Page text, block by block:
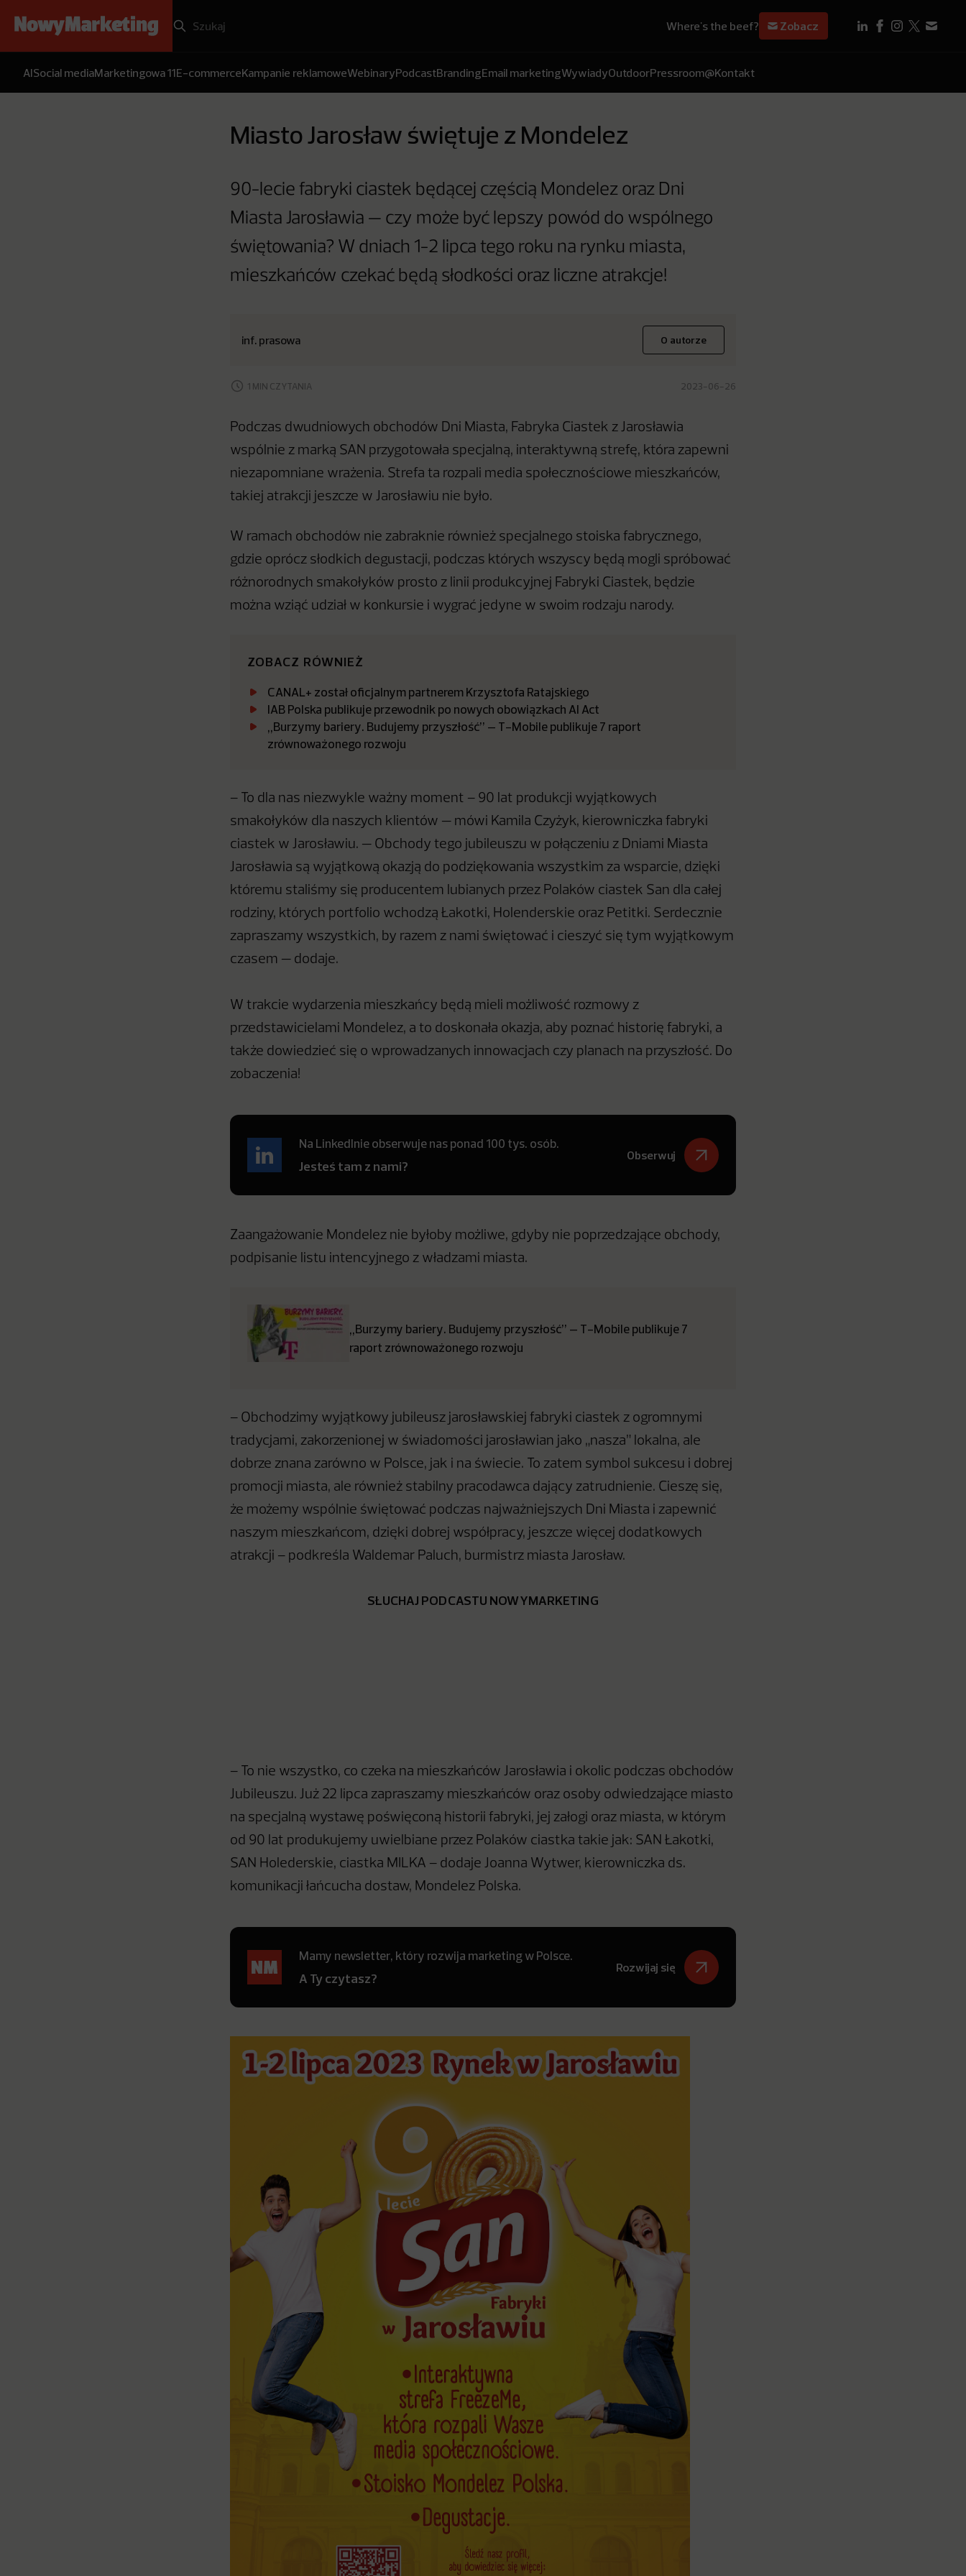
Where's the beef? Zobacz
AISocial mediaMarketingowa 11E-commerceKampanie reklamoweWebinaryPodcastBrandingEmail marketingWywiadyOutdoorPressroom@Kontakt
Miasto Jarosław świętuje z Mondelez
90-lecie fabryki ciastek będącej częścią Mondelez oraz Dni
Miasta Jarosławia — czy może być lepszy powód do wspólnego
świętowania? W dniach 1-2 lipca tego roku na rynku miasta,
mieszkańców czekać będą słodkości oraz liczne atrakcje!
inf. prasowa O autorze
1 MIN CZYTANIA 2023-06-26
Podczas dwudniowych obchodów Dni Miasta, Fabryka Ciastek z Jarosławia
wspólnie z marką SAN przygotowała specjalną, interaktywną strefę, która zapewni
niezapomniane wrażenia. Strefa ta rozpali media społecznościowe mieszkańców,
takiej atrakcji jeszcze w Jarosławiu nie było.
W ramach obchodów nie zabraknie również specjalnego stoiska fabrycznego,
gdzie oprócz słodkich degustacji, podczas których wszyscy będą mogli spróbować
różnorodnych smakołyków prosto z linii produkcyjnej Fabryki Ciastek, będzie
można wziąć udział w konkursie i wygrać jedyne w swoim rodzaju narody.
ZOBACZ RÓWNIEŻ
CANAL+ został oficjalnym partnerem Krzysztofa Ratajskiego
IAB Polska publikuje przewodnik po nowych obowiązkach AI Act
„Burzymy bariery. Budujemy przyszłość” – T-Mobile publikuje 7 raport
zrównoważonego rozwoju
– To dla nas niezwykle ważny moment – 90 lat produkcji wyjątkowych
smakołyków dla naszych klientów — mówi Kamila Czyżyk, kierowniczka fabryki
ciastek w Jarosławiu. — Obchody tego jubileuszu w połączeniu z Dniami Miasta
Jarosławia są wyjątkową okazją do podziękowania wszystkim za wsparcie, dzięki
któremu staliśmy się producentem lubianych przez Polaków ciastek San dla całej
rodziny, których portfolio wchodzą Łakotki, Holenderskie oraz Petitki. Serdecznie
zapraszamy wszystkich, by razem z nami świętować i cieszyć się tym wyjątkowym
czasem — dodaje.
W trakcie wydarzenia mieszkańcy będą mieli możliwość rozmowy z
przedstawicielami Mondelez, a to doskonała okazja, aby poznać historię fabryki, a
także dowiedzieć się o wprowadzanych innowacjach czy planach na przyszłość. Do
zobaczenia!
Na LinkedInie obserwuje nas ponad 100 tys. osób.
Jesteś tam z nami?
Obserwuj
Zaangażowanie Mondelez nie byłoby możliwe, gdyby nie poprzedzające obchody,
podpisanie listu intencyjnego z władzami miasta.
„Burzymy bariery. Budujemy przyszłość” – T-Mobile publikuje 7
raport zrównoważonego rozwoju
– Obchodzimy wyjątkowy jubileusz jarosławskiej fabryki ciastek z ogromnymi
tradycjami, zakorzenionej w świadomości jarosławian jako „nasza” lokalna, ale
dobrze znana zarówno w Polsce, jak i na świecie. To zatem symbol sukcesu i dobrej
promocji miasta, ale również stabilny pracodawca dający zatrudnienie. Cieszę się,
że możemy wspólnie świętować podczas najważniejszych Dni Miasta i zapewnić
naszym mieszkańcom, dzięki dobrej współpracy, jeszcze więcej dodatkowych
atrakcji – podkreśla Waldemar Paluch, burmistrz miasta Jarosław.
SŁUCHAJ PODCASTU NOWYMARKETING
– To nie wszystko, co czeka na mieszkańców Jarosławia i okolic podczas obchodów
Jubileuszu. Już 22 lipca zapraszamy mieszkańców oraz osoby odwiedzające miasto
na specjalną wystawę poświęconą historii fabryki, jej załogi oraz miasta, w którym
od 90 lat produkujemy uwielbiane przez Polaków ciastka takie jak: SAN Łakotki,
SAN Holederskie, ciastka MILKA – dodaje Joanna Wytwer, kierowniczka ds.
komunikacji łańcucha dostaw, Mondelez Polska.
Mamy newsletter, który rozwija marketing w Polsce.
A Ty czytasz?
Rozwijaj się